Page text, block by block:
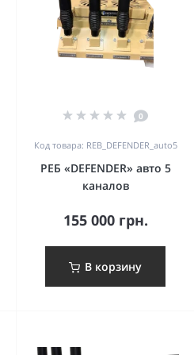
0
Код товара: REB_DEFENDER_auto5
РЕБ «DEFENDER» авто 5
каналов
155 000 грн.
В корзину